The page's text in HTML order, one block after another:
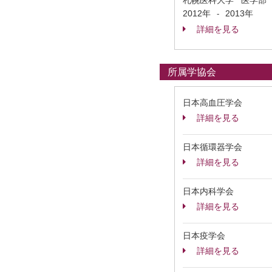
2012年
-
2013年
詳細を見る
所属学協会
日本高血圧学会
詳細を見る
日本循環器学会
詳細を見る
日本内科学会
詳細を見る
日本疫学会
詳細を見る